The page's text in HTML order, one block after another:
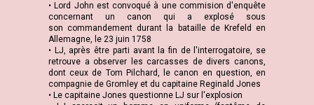
• Lord John est convoqué à une commision d'enquête
concernant un canon qui a explosé sous
son commandement durant la bataille de Krefeld en
Allemagne, le 23 juin 1758
• LJ, après être parti avant la fin de l'interrogatoire, se
retrouve a observer les carcasses de divers canons,
dont ceux de Tom Pilchard, le canon en question, en
compagnie de Gromley et du capitaine Reginald Jones
• Le capitaine Jones questionne LJ sur l'explosion